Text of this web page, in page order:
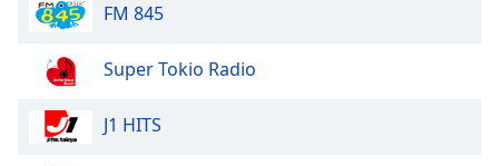
Color
FM 845
Super Tokio Radio
J1 HITS